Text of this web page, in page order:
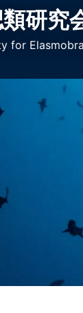
研究
for